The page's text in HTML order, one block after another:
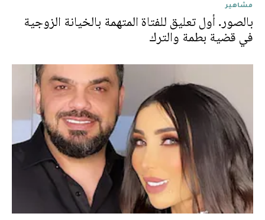
مشاهير
بالصور. أول تعليق للفتاة المتهمة بالخيانة الزوجية
في قضية بطمة والترك